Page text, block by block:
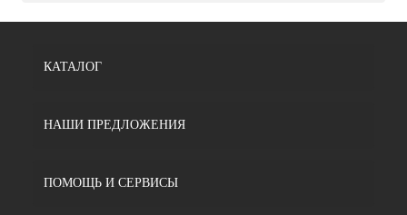
КАТАЛОГ
НАШИ ПРЕДЛОЖЕНИЯ
ПОМОЩЬ И СЕРВИСЫ